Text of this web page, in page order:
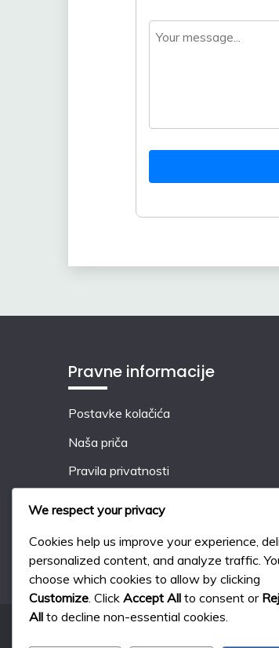
Pravne informacije
Postavke kolačića
Naša priča
Pravila privatnosti
We respect your privacy
Cookies help us improve your experience,
personalized content, and analyze traffic.
choose which cookies to allow by clicking
Customize. Click Accept All to consent or
All to decline non-essential cookies.